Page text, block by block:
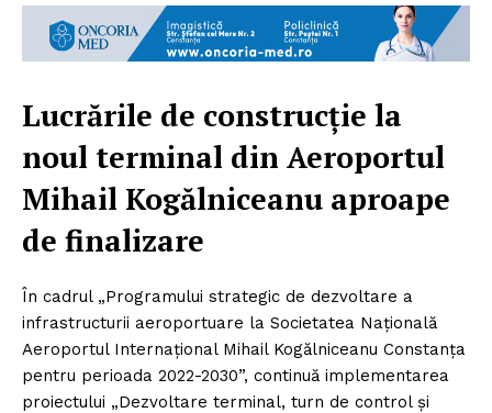
Lucrările de construcție la
noul terminal din Aeroportul
Mihail Kogălniceanu aproape
de finalizare
În cadrul „Programului strategic de dezvoltare a
infrastructurii aeroportuare la Societatea Naţională
Aeroportul Internaţional Mihail Kogălniceanu Constanţa
pentru perioada 2022-2030”, continuă implementarea
proiectului „Dezvoltare terminal, turn de control și